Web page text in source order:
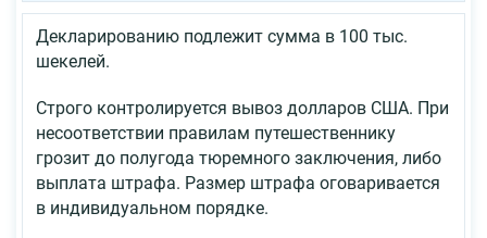
Декларированию подлежит сумма в 100 тыс.
шекелей.
Строго контролируется вывоз долларов США. При
несоответствии правилам путешественнику
грозит до полугода тюремного заключения, либо
выплата штрафа. Размер штрафа оговаривается
в индивидуальном порядке.